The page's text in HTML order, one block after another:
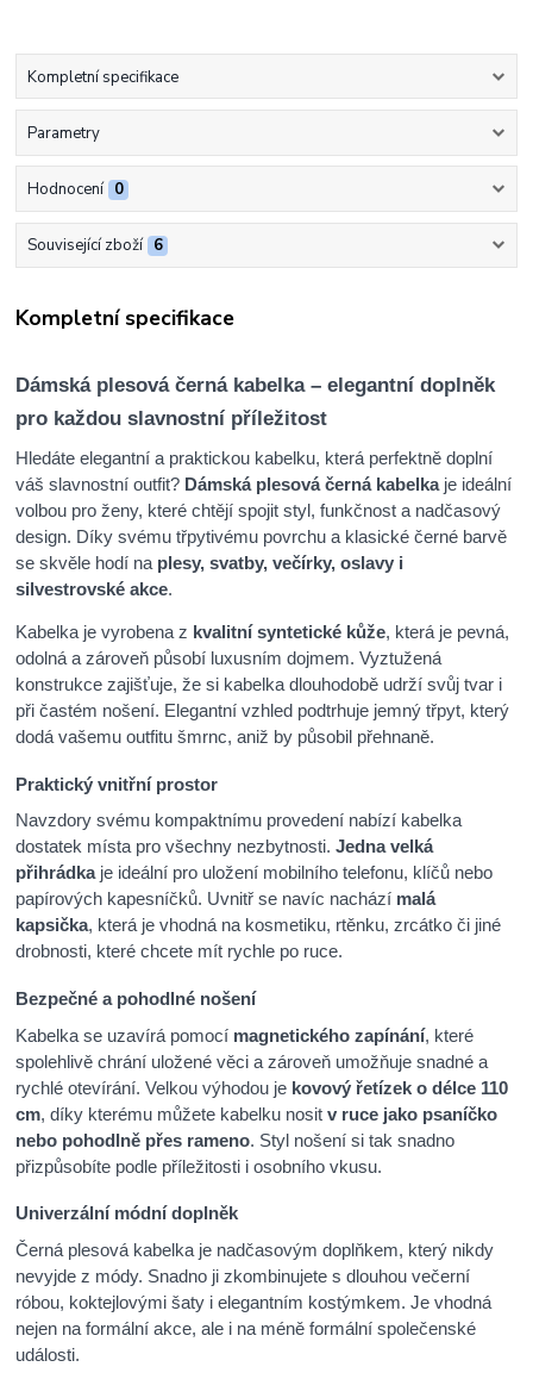
Kompletní specifikace
Parametry
Hodnocení 0
Související zboží 6
Kompletní specifikace
Dámská plesová černá kabelka – elegantní doplněk
pro každou slavnostní příležitost
Hledáte elegantní a praktickou kabelku, která perfektně doplní
váš slavnostní outfit? Dámská plesová černá kabelkaje ideální
volbou pro ženy, které chtějí spojit styl, funkčnost a nadčasový
design. Díky svému třpytivému povrchu a klasické černé barvě
se skvěle hodí na plesy, svatby, večírky, oslavy i
silvestrovské akce.
Kabelka je vyrobena z kvalitní syntetické kůže, která je pevná,
odolná a zároveň působí luxusním dojmem. Vyztužená
konstrukce zajišťuje, že si kabelka dlouhodobě udrží svůj tvar i
při častém nošení. Elegantní vzhled podtrhuje jemný třpyt, který
dodá vašemu outfitu šmrnc, aniž by působil přehnaně.
Praktický vnitřní prostor
Navzdory svému kompaktnímu provedení nabízí kabelka
dostatek místa pro všechny nezbytnosti.Jedna velká
přihrádkaje ideální pro uložení mobilního telefonu, klíčů nebo
papírových kapesníčků. Uvnitř se navíc nachází malá
kapsička, která je vhodná na kosmetiku, rtěnku, zrcátko či jiné
drobnosti, které chcete mít rychle po ruce.
Bezpečné a pohodlné nošení
Kabelka se uzavírá pomocí magnetického zapínání, které
spolehlivě chrání uložené věci a zároveň umožňuje snadné a
rychlé otevírání. Velkou výhodou je kovový řetízek o délce 110
cm, díky kterému můžete kabelku nositv ruce jako psaníčko
nebo pohodlně přes rameno. Styl nošení si tak snadno
přizpůsobíte podle příležitosti i osobního vkusu.
Univerzální módní doplněk
Černá plesová kabelka je nadčasovým doplňkem, který nikdy
nevyjde z módy. Snadno ji zkombinujete s dlouhou večerní
róbou, koktejlovými šaty i elegantním kostýmkem. Je vhodná
nejen na formální akce, ale i na méně formální společenské
události.